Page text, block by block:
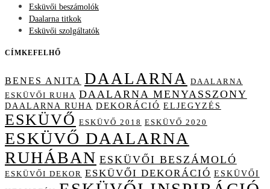
Esküvői beszámolók
Daalarna titkok
Esküvői szolgáltatók
CÍMKEFELHŐ
BENES ANITA DAALARNA DAALARNA
ESKÜVŐI RUHA DAALARNA MENYASSZONY
DAALARNA RUHA DEKORÁCIÓ ELJEGYZÉS
ESKÜVŐ ESKÜVŐ 2018 ESKÜVŐ 2020
ESKÜVŐ DAALARNA
RUHÁBAN ESKÜVŐI BESZÁMOLÓ
ESKÜVŐI DEKOR ESKÜVŐI DEKORÁCIÓ ESKÜVŐI